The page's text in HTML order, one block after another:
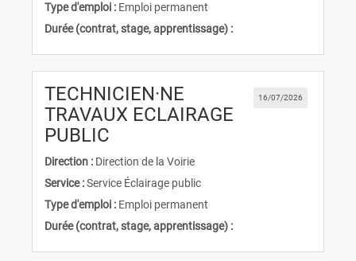
Type d'emploi : Emploi permanent
Durée (contrat, stage, apprentissage) :
16/07/2026
TECHNICIEN·NE
TRAVAUX ECLAIRAGE
PUBLIC
Direction : Direction de la Voirie
Service :Service Éclairage public
Type d'emploi : Emploi permanent
Durée (contrat, stage, apprentissage) :